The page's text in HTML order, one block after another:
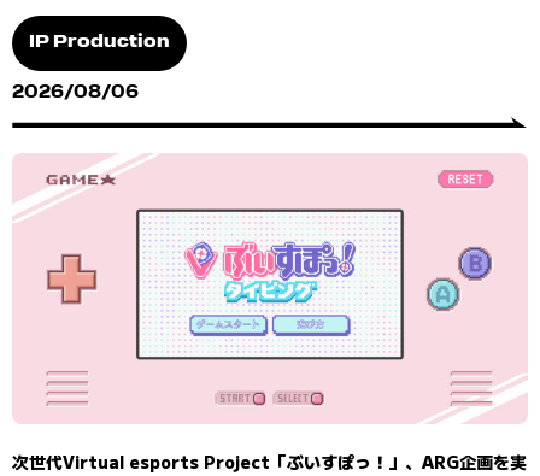
IP Production
2026/08/06
次世代Virtual esports Project「ぶいすぽっ！」、ARG企画を実